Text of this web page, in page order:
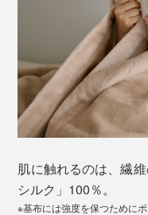
肌に触れるのは、繊
シルク」100％。
※基布には強度を保つためにポ